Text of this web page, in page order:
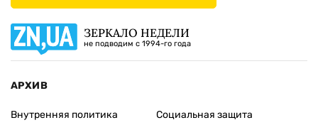
ЗЕРКАЛО НЕДЕЛИ
не подводим с 1994-го года
АРХИВ
Внутренняя политика
Социальная защита